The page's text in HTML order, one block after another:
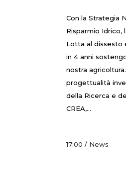
Con la Strategia
Risparmio Idrico,
Lotta al dissesto
in 4 anni
nostra
progettualità
della Ricerca e
CREA,...
17:00 / News